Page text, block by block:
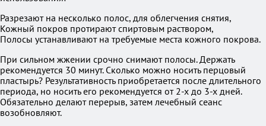
Разрезают на несколько полос, для облегчения снятия,
Кожный покров протирают спиртовым раствором,
Полосы устанавливают на требуемые места кожного покрова.
При сильном жжении срочно снимают полосы. Держать
рекомендуется 30 минут. Сколько можно носить перцовый
пластырь? Результативность приобретается после длительного
периода, но носить его рекомендуется от 2-х до 3-х дней.
Обязательно делают перерыв, затем лечебный сеанс
возобновляют.